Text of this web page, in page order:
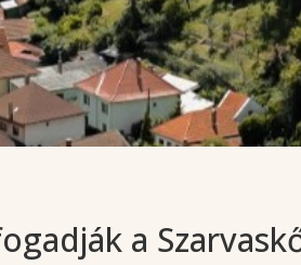
a